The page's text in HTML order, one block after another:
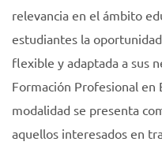
relevancia en el ámbito
estudiantes la
flexible y adaptada a sus
Formación Profesional en
modalidad se presenta
aquellos interesados en